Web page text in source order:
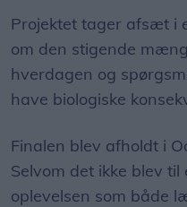
Projektet tager afsæt i
om den stigende
hverdagen og
have biologiske
Finalen blev afholdt i
Selvom det ikke blev
oplevelsen som både